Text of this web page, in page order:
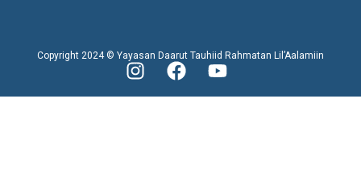
Copyright 2024 © Yayasan Daarut Tauhiid Rahmatan Lil’Aalamiin